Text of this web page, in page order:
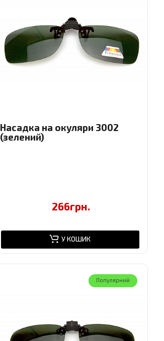
Насадка на окуляри 3002
(зелений)
266грн.
У КОШИК
Популярний